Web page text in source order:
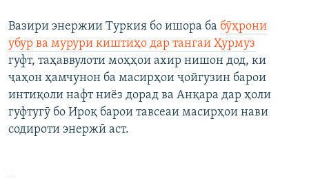
Вазири энержии Туркия бо ишора ба бӯҳрони
убур ва мурури киштиҳо дар тангаи Ҳурмуз
гуфт, таҳаввулоти моҳҳои ахир нишон дод, ки
ҷаҳон ҳамчунон ба масирҳои ҷойгузин барои
интиқоли нафт ниёз дорад ва Анқара дар ҳоли
гуфтугӯ бо Ироқ барои тавсеаи масирҳои нави
содироти энержӣ аст.